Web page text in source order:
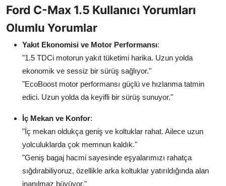
Ford C-Max 1.5 Kullanıcı Yorumları
Olumlu Yorumlar
Yakıt Ekonomisi ve Motor Performansı:
"1.5 TDCi motorun yakıt tüketimi harika. Uzun yolda
ekonomik ve sessiz bir sürüş sağlıyor."
"EcoBoost motor performansı güçlü ve hızlanma tatmin
edici. Uzun yolda da keyifli bir sürüş sunuyor."
İç Mekan ve Konfor:
"İç mekan oldukça geniş ve koltuklar rahat. Ailece uzun
yolculuklarda çok memnun kaldık."
"Geniş bagaj hacmi sayesinde eşyalarımızı rahatça
sığdırabiliyoruz, özellikle arka koltuklar yatırıldığında alan
inanılmaz büyüyor."